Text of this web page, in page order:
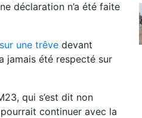
déclaration n’a été faite
une trêve devant
jamais été respecté sur
qui s’est dit non
continuer avec la